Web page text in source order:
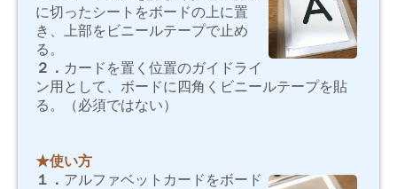
に切ったシートをボードの上に置
き、上部をビニールテープで止め
る。
２． カードを置く位置のガイドライ
ン用として、ボードに四角くビニールテープを貼
る。（必須ではない）
★使い方
１． アルファベットカードをボード